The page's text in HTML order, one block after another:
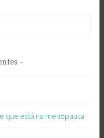
que está na menopausa